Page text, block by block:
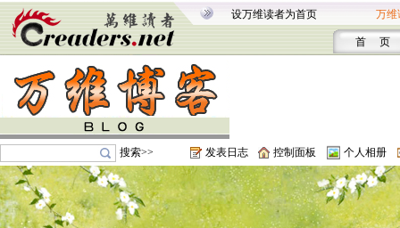
设万维读者为首页 万维
首 页
搜索>> 发表日志 控制面板 个人相册